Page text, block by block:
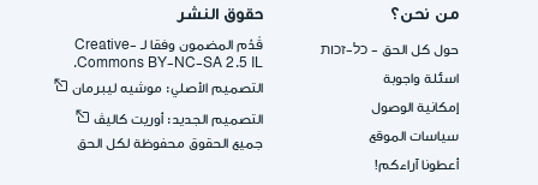
من نحن؟
حول كل الحق - כל-זכות
اسئلة واجوبة
إمكانية الوصول
سياسات الموقع
أعطونا آراءكم!
حقوق النشر
قُدِّم المضمون وفقا لـ -Creative
Commons BY-NC-SA 2.5 IL.
التصميم الأصلي: موشيه ليبرمان
التصميم الجديد: أوريت كاليڤ
جميع الحقوق محفوظة لكل الحق